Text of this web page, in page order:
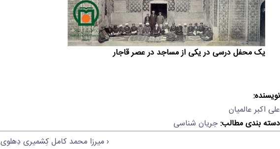
یک محفل درسی در یکی از مساجد در عصر قاجار
نویسنده:
علی اکبر عالمیان
دسته بندی مطالب:جریان شناسی
‹ میرزا محمد کامل کِشمیری دِهلوی